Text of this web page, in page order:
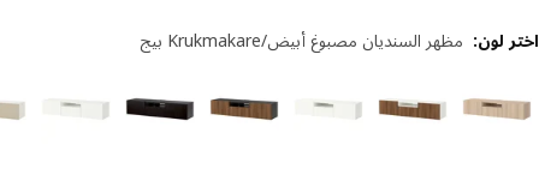
لون: مظهر السنديان مصبوغ أبيض/Krukmakare بيج